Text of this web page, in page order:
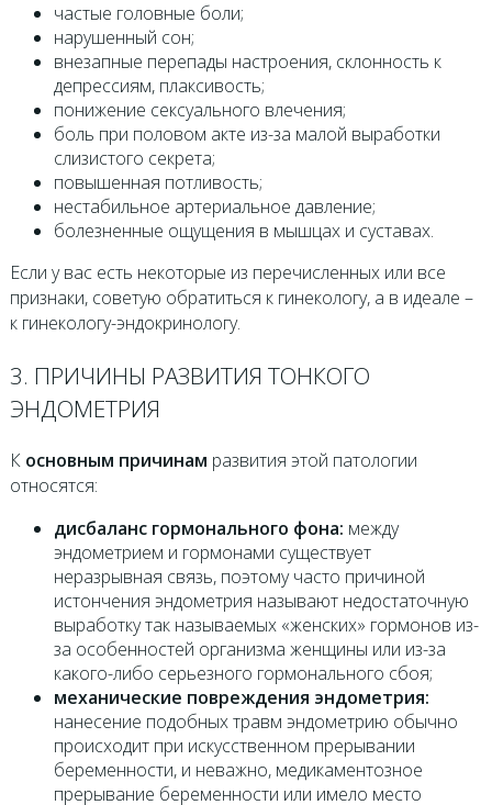
частые головные боли;
нарушенный сон;
внезапные перепады настроения, склонность к
депрессиям, плаксивость;
понижение сексуального влечения;
боль при половом акте из-за малой выработки
слизистого секрета;
повышенная потливость;
нестабильное артериальное давление;
болезненные ощущения в мышцах и суставах.
Если у вас есть некоторые из перечисленных или все
признаки, советую обратиться к гинекологу, а в идеале –
к гинекологу-эндокринологу.
3. ПРИЧИНЫ РАЗВИТИЯ ТОНКОГО
ЭНДОМЕТРИЯ
К основным причинам развития этой патологии
относятся:
дисбаланс гормонального фона: между
эндометрием и гормонами существует
неразрывная связь, поэтому часто причиной
истончения эндометрия называют недостаточную
выработку так называемых «женских» гормонов из-
за особенностей организма женщины или из-за
какого-либо серьезного гормонального сбоя;
механические повреждения эндометрия:
нанесение подобных травм эндометрию обычно
происходит при искусственном прерывании
беременности, и неважно, медикаментозное
прерывание беременности или имело место